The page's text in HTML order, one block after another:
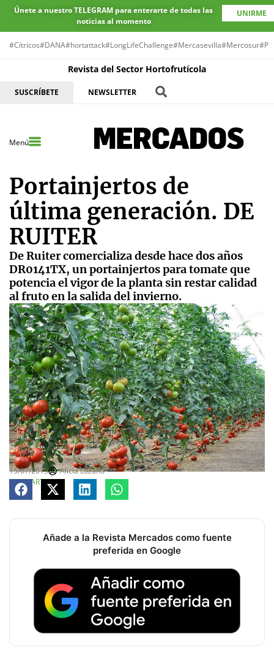
Únete a nuestro TELEGRAM para enterarte de todas las
noticias al momento
UNIRME
#Cítricos#DANA#hortattack#LongLifeChallenge#Mercasevilla#Mercosur
Revista del Sector Hortofrutícola
SUSCRÍBETE NEWSLETTER
Menú
Portainjertos de
última generación. DE
RUITER
De Ruiter comercializa desde hace dos años
DR0141TX, un portainjertos para tomate que
potencia el vigor de la planta sin restar calidad
al fruto en la salida del invierno.
15/07/2015
Alicia Lozano
COMPARTE
Añade a la Revista Mercados como fuente
preferida en Google